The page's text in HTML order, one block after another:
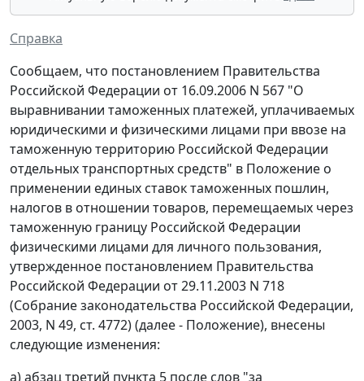
Справка
Сообщаем, что постановлением Правительства
Российской Федерации от 16.09.2006 N 567 "О
выравнивании таможенных платежей, уплачиваемых
юридическими и физическими лицами при ввозе на
таможенную территорию Российской Федерации
отдельных транспортных средств" в Положение о
применении единых ставок таможенных пошлин,
налогов в отношении товаров, перемещаемых через
таможенную границу Российской Федерации
физическими лицами для личного пользования,
утвержденное постановлением Правительства
Российской Федерации от 29.11.2003 N 718
(Собрание законодательства Российской Федерации,
2003, N 49, ст. 4772) (далее - Положение), внесены
следующие изменения:
а) абзац третий пункта 5 после слов "за